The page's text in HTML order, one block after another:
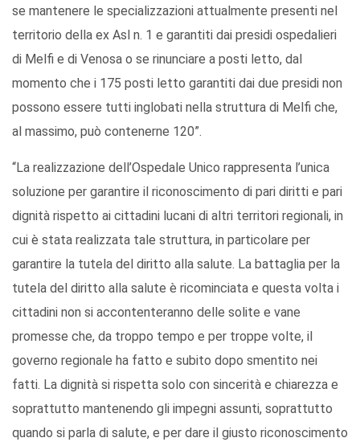
se mantenere le specializzazioni attualmente presenti nel
territorio della ex Asl n. 1 e garantiti dai presidi ospedalieri
di Melfi e di Venosa o se rinunciare a posti letto, dal
momento che i 175 posti letto garantiti dai due presidi non
possono essere tutti inglobati nella struttura di Melfi che,
al massimo, può contenerne 120”.
“La realizzazione dell’Ospedale Unico rappresenta l’unica
soluzione per garantire il riconoscimento di pari diritti e pari
dignità rispetto ai cittadini lucani di altri territori regionali, in
cui è stata realizzata tale struttura, in particolare per
garantire la tutela del diritto alla salute. La battaglia per la
tutela del diritto alla salute è ricominciata e questa volta i
cittadini non si accontenteranno delle solite e vane
promesse che, da troppo tempo e per troppe volte, il
governo regionale ha fatto e subito dopo smentito nei
fatti. La dignità si rispetta solo con sincerità e chiarezza e
soprattutto mantenendo gli impegni assunti, soprattutto
quando si parla di salute, e per dare il giusto riconoscimento